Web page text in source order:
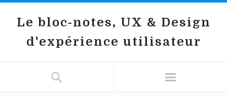
Le bloc-notes, UX & Design
d'expérience utilisateur